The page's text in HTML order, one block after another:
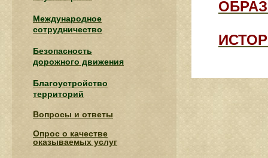
Международное
сотрудничество
Безопасность
дорожного движения
Благоустройство
территорий
Вопросы и ответы
Опрос о качестве
оказываемых услуг